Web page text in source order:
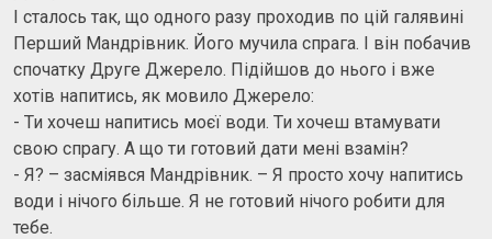
І сталось так, що одного разу проходив по цій галявині
Перший Мандрівник. Його мучила спрага. І він побачив
спочатку Друге Джерело. Підійшов до нього і вже
хотів напитись, як мовило Джерело:
- Ти хочеш напитись моєї води. Ти хочеш втамувати
свою спрагу. А що ти готовий дати мені взамін?
- Я? – засміявся Мандрівник. – Я просто хочу напитись
води і нічого більше. Я не готовий нічого робити для
тебе.